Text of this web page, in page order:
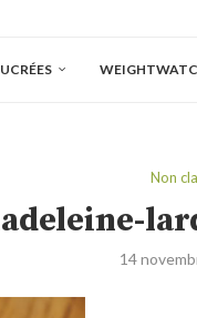
Non
14